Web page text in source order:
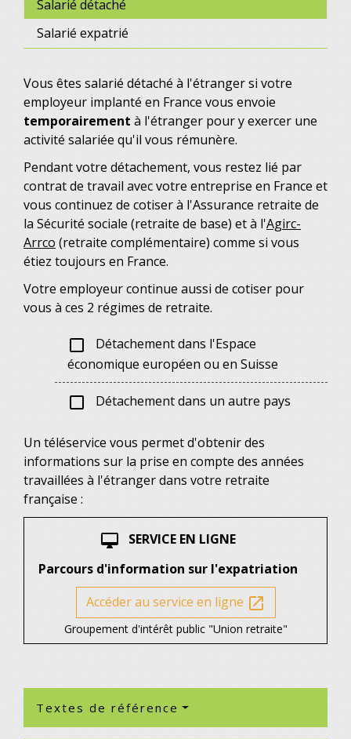
Salarié détaché
Salarié expatrié
Vous êtes salarié détaché à l'étranger si votre
employeur implanté en France vous envoie
temporairement à l'étranger pour y exercer une
activité salariée qu'il vous rémunère.
Pendant votre détachement, vous restez lié par
contrat de travail avec votre entreprise en France et
vous continuez de cotiser à l'Assurance retraite de
la Sécurité sociale (retraite de base) et à l'Agirc-
Arrco (retraite complémentaire) comme si vous
étiez toujours en France.
Votre employeur continue aussi de cotiser pour
vous à ces 2 régimes de retraite.
check_box_outline_blank
Détachement dans l'Espace
économique européen ou en Suisse
check_box_outline_blank Détachement dans un autre pays
Un téléservice vous permet d'obtenir des
informations sur la prise en compte des années
travaillées à l'étranger dans votre retraite
française :
desktop_mac
SERVICE EN LIGNE
Parcours d'information sur l'expatriation
Accéder au service en ligne open_in_new
Groupement d'intérêt public "Union retraite"
Textes de référence